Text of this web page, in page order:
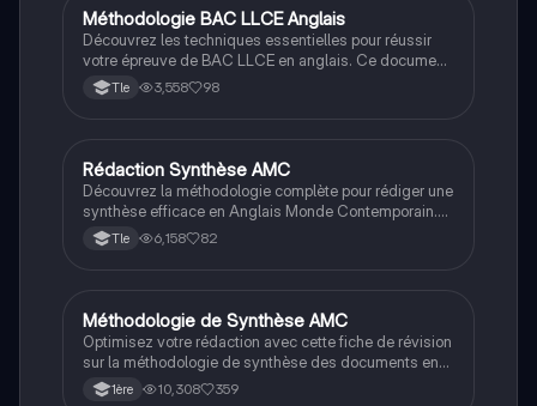
LLCE Ang
Méthodologie BAC LLCE Anglais
Découvrez les techniques essentielles pour réussir
votre épreuve de BAC LLCE en anglais. Ce document
couvre la méthodologie de rédaction, l'utilisation des
connecteurs logiques, ainsi que les temps verbaux
Tle 3,558 98
LLCE Ang
Rédaction Synthèse AMC
Découvrez la méthodologie complète pour rédiger une
synthèse efficace en Anglais Monde Contemporain.
Ce guide aborde l'analyse des documents, la
construction d'un plan structuré, et les erreurs à éviter.
Tle 6,158 82
LLCE Ang
Méthodologie de Synthèse AMC
Optimisez votre rédaction avec cette fiche de révision
sur la méthodologie de synthèse des documents en
spécialité AMC et LLCE. Apprenez à structurer votre
1ère 10,308 359